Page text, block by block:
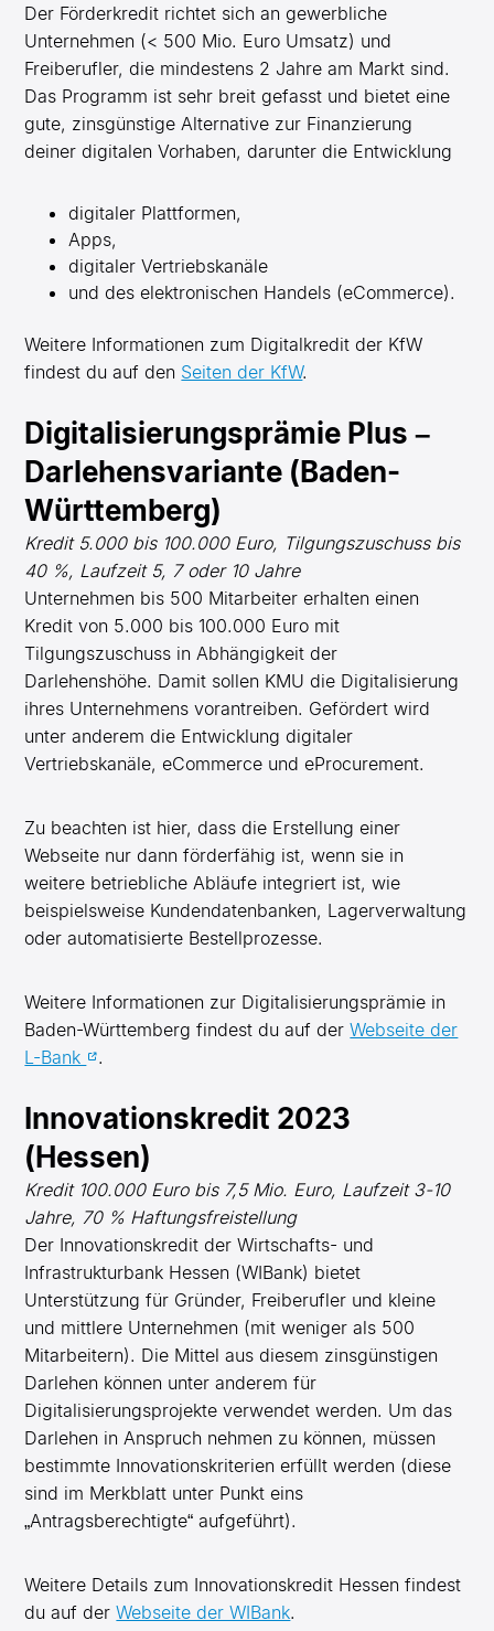
Der Förderkredit richtet sich an gewerbliche
Unternehmen (< 500 Mio. Euro Umsatz) und
Freiberufler, die mindestens 2 Jahre am Markt sind.
Das Programm ist sehr breit gefasst und bietet eine
gute, zinsgünstige Alternative zur Finanzierung
deiner digitalen Vorhaben, darunter die Entwicklung
digitaler Plattformen,
Apps,
digitaler Vertriebs­kanäle
und des elektronischen Handels (eCommerce).
Weitere Informationen zum Digitalkredit der KfW
findest du auf den Seiten der KfW.
Digitalisierungsprämie Plus –
Darlehensvariante (Baden-
Württemberg)
Kredit 5.000 bis 100.000 Euro, Tilgungszuschuss bis
40 %, Laufzeit 5, 7 oder 10 Jahre
Unternehmen bis 500 Mitarbeiter erhalten einen
Kredit von 5.000 bis 100.000 Euro mit
Tilgungszuschuss in Abhängigkeit der
Darlehenshöhe. Damit sollen KMU die Digitalisierung
ihres Unternehmens vorantreiben. Gefördert wird
unter anderem die Entwicklung digitaler
Vertriebskanäle, eCommerce und eProcurement.
Zu beachten ist hier, dass die Erstellung einer
Webseite nur dann förderfähig ist, wenn sie in
weitere betriebliche Abläufe integriert ist, wie
beispielsweise Kundendatenbanken, Lagerverwaltung
oder automatisierte Bestellprozesse.
Weitere Informationen zur Digitalisierungsprämie in
Baden-Württemberg findest du auf derWebseite der
L-Bank
.
Innovationskredit 2023
(Hessen)
Kredit 100.000 Euro bis 7,5 Mio. Euro, Laufzeit 3-10
Jahre, 70 % Haftungsfreistellung
Der Innovationskredit der Wirtschafts- und
Infrastrukturbank Hessen (WIBank) bietet
Unterstützung für Gründer, Freiberufler und kleine
und mittlere Unternehmen (mit weniger als 500
Mitarbeitern). Die Mittel aus diesem zinsgünstigen
Darlehen können unter anderem für
Digitalisierungsprojekte verwendet werden. Um das
Darlehen in Anspruch nehmen zu können, müssen
bestimmte Innovationskriterien erfüllt werden (diese
sind im Merkblatt unter Punkt eins
„Antragsberechtigte“ aufgeführt).
Weitere Details zum Innovationskredit Hessen findest
du auf derWebseite der WIBank.